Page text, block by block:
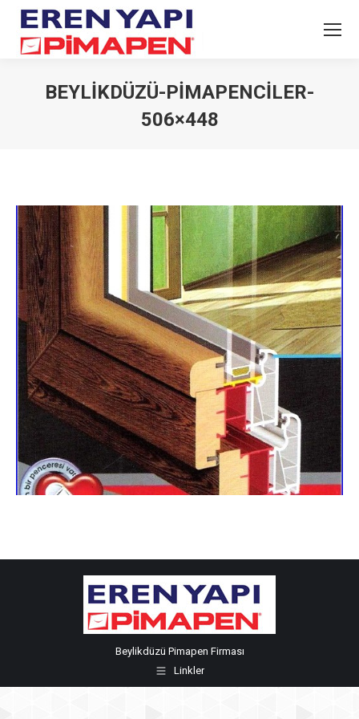
BEYLIKDÜZÜ-PIMAPENCILER-
506×448
Beylikdüzü Pimapen Firması
Linkler